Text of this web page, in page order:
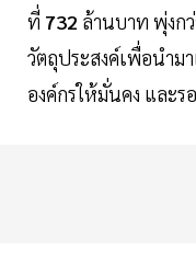
ที่ 732 ล้านบาท พุ่งก
วัตถุประสงค์เพื่อนำม
องค์กรให้มั่นคง และร